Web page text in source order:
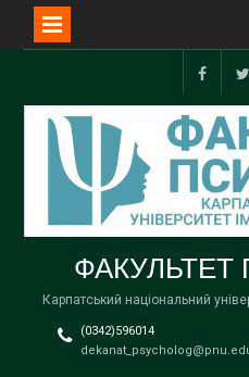
вмісту
ФАКУЛЬТЕТ
Карпатський національний
(0342)596014